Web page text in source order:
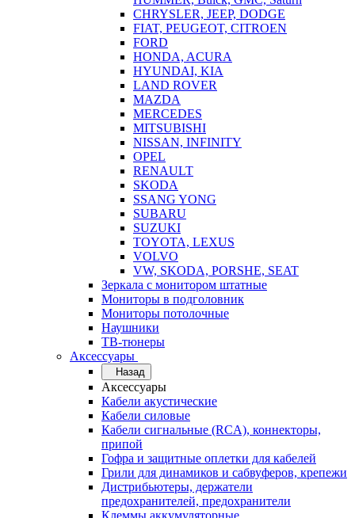
CHRYSLER, JEEP, DODGE
FIAT, PEUGEOT, CITROEN
FORD
HONDA, ACURA
HYUNDAI, KIA
LAND ROVER
MAZDA
MERCEDES
MITSUBISHI
NISSAN, INFINITY
OPEL
RENAULT
SKODA
SSANG YONG
SUBARU
SUZUKI
TOYOTA, LEXUS
VOLVO
VW, SKODA, PORSHE, SEAT
Зеркала с монитором штатные
Мониторы в подголовник
Мониторы потолочные
Наушники
ТВ-тюнеры
Аксессуары
Назад
Аксессуары
Кабели акустические
Кабели силовые
Кабели сигнальные (RCA), коннекторы,
припой
Гофра и защитные оплетки для кабелей
Грили для динамиков и сабвуферов, крепежи
Дистрибьютеры, держатели
предохранителей, предохранители
Клеммы аккумуляторные